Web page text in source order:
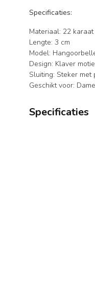
Specificaties:
Materiaal: 22
Lengte: 3 cm
Model:
Design: Klaver
Sluiting: Steker met
Geschikt voor:
Specificaties